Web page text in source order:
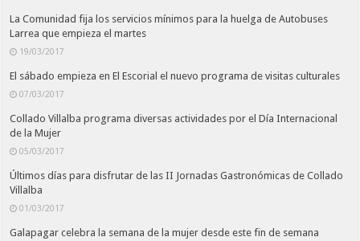
La Comunidad fija los servicios mínimos para la huelga de Autobuses
Larrea que empieza el martes
19/03/2017
El sábado empieza en El Escorial el nuevo programa de visitas culturales
07/03/2017
Collado Villalba programa diversas actividades por el Día Internacional
de la Mujer
05/03/2017
Últimos días para disfrutar de las II Jornadas Gastronómicas de Collado
Villalba
01/03/2017
Galapagar celebra la semana de la mujer desde este fin de semana